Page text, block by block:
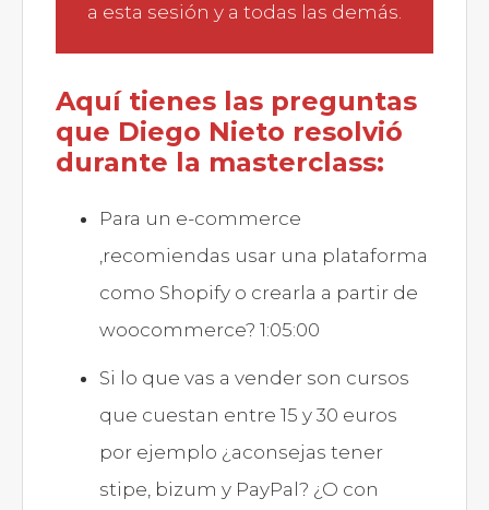
a esta sesión y a todas las demás.
Aquí tienes las preguntas
que Diego Nieto resolvió
durante la masterclass:
Para un e-commerce
,recomiendas usar una plataforma
como Shopify o crearla a partir de
woocommerce? 1:05:00
Si lo que vas a vender son cursos
que cuestan entre 15 y 30 euros
por ejemplo ¿aconsejas tener
stipe, bizum y PayPal? ¿O con